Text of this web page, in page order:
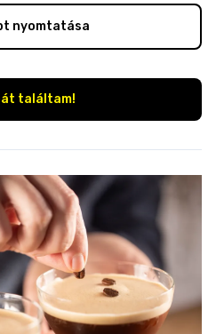
nyomtatása
találtam!